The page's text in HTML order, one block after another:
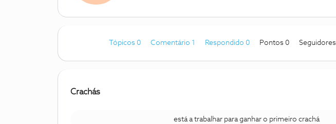
Tópicos 0 Comentário 1 Respondido 0 Pontos 0 Seguidores
Crachás
está a trabalhar para ganhar o primeiro crachá